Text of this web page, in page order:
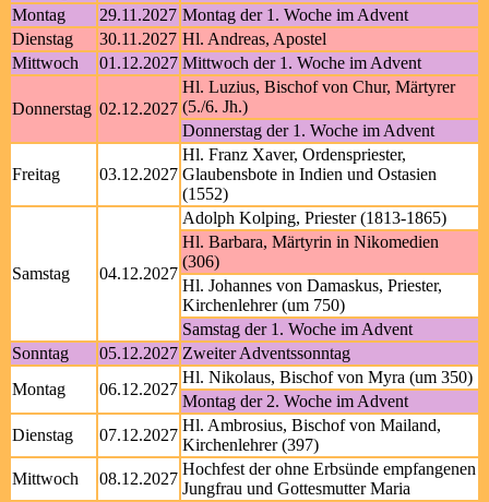
Montag
29.11.2027 Montag der 1. Woche im Advent
Dienstag
30.11.2027 Hl. Andreas, Apostel
Mittwoch
01.12.2027 Mittwoch der 1. Woche im Advent
Donnerstag 02.12.2027
Hl. Luzius, Bischof von Chur, Märtyrer
(5./6. Jh.)
Donnerstag der 1. Woche im Advent
Freitag 03.12.2027
Hl. Franz Xaver, Ordenspriester,
Glaubensbote in Indien und Ostasien
(1552)
Samstag 04.12.2027
Adolph Kolping, Priester (1813-1865)
Hl. Barbara, Märtyrin in Nikomedien
(306)
Hl. Johannes von Damaskus, Priester,
Kirchenlehrer (um 750)
Samstag der 1. Woche im Advent
Sonntag
05.12.2027 Zweiter Adventssonntag
Montag
06.12.2027
Hl. Nikolaus, Bischof von Myra (um 350)
Montag der 2. Woche im Advent
Dienstag
07.12.2027
Hl. Ambrosius, Bischof von Mailand,
Kirchenlehrer (397)
Mittwoch
08.12.2027
Hochfest der ohne Erbsünde empfangenen
Jungfrau und Gottesmutter Maria